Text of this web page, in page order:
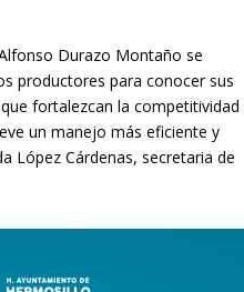
Durazo Montaño se
productores para conocer sus
fortalezcan la competitividad
un manejo más eficiente y
López Cárdenas, secretaria de